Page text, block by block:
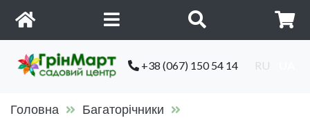
+38 (067) 150 54 14 RU
Головна
Багаторічники